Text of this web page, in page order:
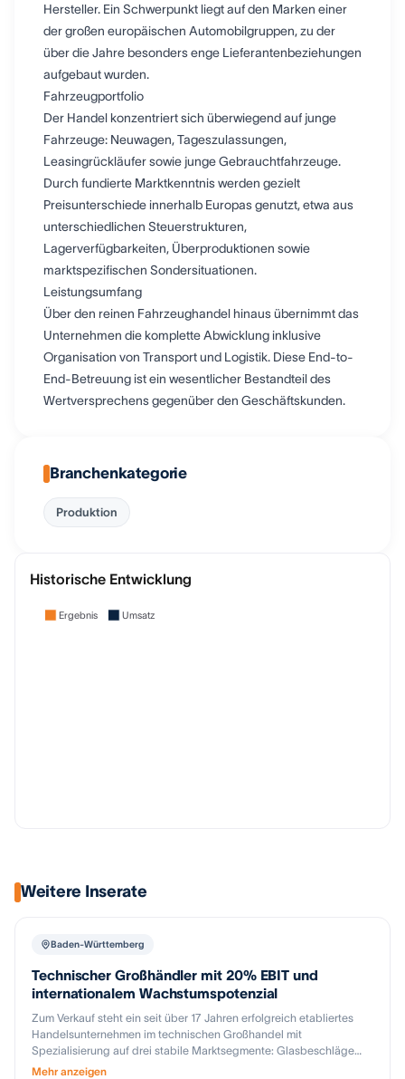
Hersteller. Ein Schwerpunkt liegt auf den Marken einer
der großen europäischen Automobilgruppen, zu der
über die Jahre besonders enge Lieferantenbeziehungen
aufgebaut wurden.
Fahrzeugportfolio
Der Handel konzentriert sich überwiegend auf junge
Fahrzeuge: Neuwagen, Tageszulassungen,
Leasingrückläufer sowie junge Gebrauchtfahrzeuge.
Durch fundierte Marktkenntnis werden gezielt
Preisunterschiede innerhalb Europas genutzt, etwa aus
unterschiedlichen Steuerstrukturen,
Lagerverfügbarkeiten, Überproduktionen sowie
marktspezifischen Sondersituationen.
Leistungsumfang
Über den reinen Fahrzeughandel hinaus übernimmt das
Unternehmen die komplette Abwicklung inklusive
Organisation von Transport und Logistik. Diese End-to-
End-Betreuung ist ein wesentlicher Bestandteil des
Wertversprechens gegenüber den Geschäftskunden.
Branchenkategorie
Produktion
Historische Entwicklung
Ergebnis Umsatz
Weitere Inserate
Baden-Württemberg
Technischer Großhändler mit 20% EBIT und
internationalem Wachstumspotenzial
Zum Verkauf steht ein seit über 17 Jahren erfolgreich etabliertes
Handelsunternehmen im technischen Großhandel mit
Spezialisierung auf drei stabile Marktsegmente: Glasbeschläge
und Glastrennwandsysteme, Bowdenzüge und Seilzüge sowie
Mehr anzeigen